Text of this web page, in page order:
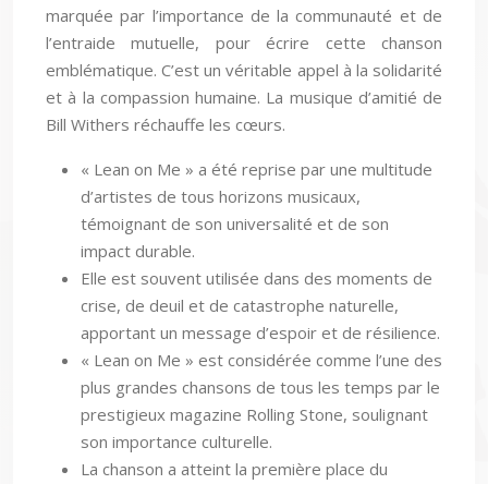
marquée par l’importance de la communauté et de
l’entraide mutuelle, pour écrire cette chanson
emblématique. C’est un véritable appel à la solidarité
et à la compassion humaine. La musique d’amitié de
Bill Withers réchauffe les cœurs.
« Lean on Me » a été reprise par une multitude
d’artistes de tous horizons musicaux,
témoignant de son universalité et de son
impact durable.
Elle est souvent utilisée dans des moments de
crise, de deuil et de catastrophe naturelle,
apportant un message d’espoir et de résilience.
« Lean on Me » est considérée comme l’une des
plus grandes chansons de tous les temps par le
prestigieux magazine Rolling Stone, soulignant
son importance culturelle.
La chanson a atteint la première place du